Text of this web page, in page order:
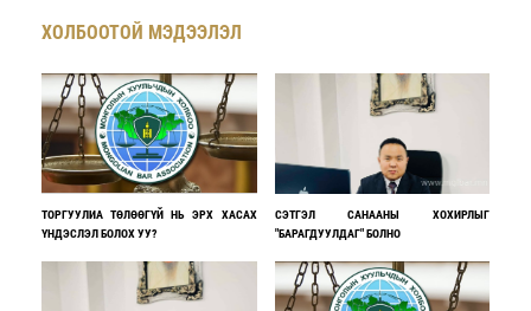
ХОЛБООТОЙ МЭДЭЭЛЭЛ
ТОРГУУЛИА ТӨЛӨӨГҮЙ НЬ ЭРХ ХАСАХ
ҮНДЭСЛЭЛ БОЛОХ УУ?
СЭТГЭЛ САНААНЫ ХОХИРЛЫГ
"БАРАГДУУЛДАГ" БОЛНО